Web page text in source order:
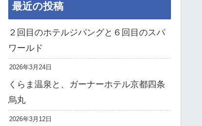
最近の投稿
２回目のホテルジパングと６回目のスパ
ワールド
2026年3月24日
くらま温泉と、ガーナーホテル京都四条
烏丸
2026年3月12日